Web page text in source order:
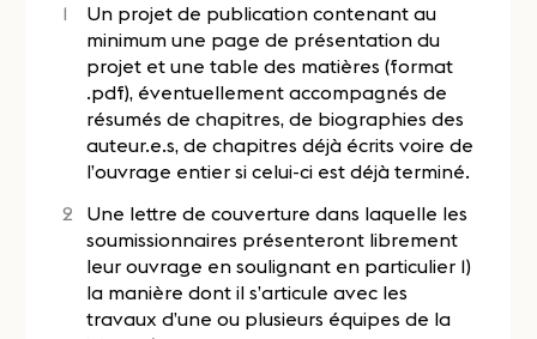
Un projet de publication contenant au
minimum une page de présentation du
projet et une table des matières (format
.pdf), éventuellement accompagnés de
résumés de chapitres, de biographies des
auteur.e.s, de chapitres déjà écrits voire de
l’ouvrage entier si celui-ci est déjà terminé.
Une lettre de couverture dans laquelle les
soumissionnaires présenteront librement
leur ouvrage en soulignant en particulier 1)
la manière dont il s’articule avec les
travaux d’une ou plusieurs équipes de la